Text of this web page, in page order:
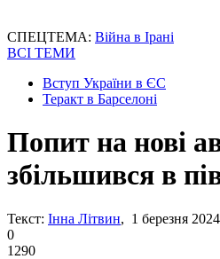
СПЕЦТЕМА: Війна в Ірані
ВСІ ТЕМИ
Вступ України в ЄС
Теракт в Барселоні
Попит на нові
збільшився в
Текст: Інна Літвин, 1 березня
0
1290